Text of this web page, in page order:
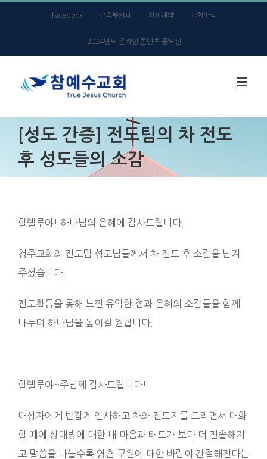
facebook 교육부카페 시설예약 교회소식
2024년도 온라인 콘텐츠 공모전
[성도 간증] 전도팀의 차 전도
후 성도들의 소감
할렐루야! 하나님의 은혜에 감사드립니다.
청주교회의 전도팀 성도님들께서 차 전도 후 소감을 남겨
주셨습니다.
전도활동을 통해 느낀 유익한 점과 은혜의 소감들을 함께
나누며 하나님을 높이길 원합니다.
할렐루야~주님께 감사드립니다!
대상자에게 반갑게 인사하고 차와 전도지를 드리면서 대화
할 때에 상대방에 대한 내 마음과 태도가 보다 더 진솔해지
고 말씀을 나눌수록 영혼 구원에 대한 바람이 간절해진다는